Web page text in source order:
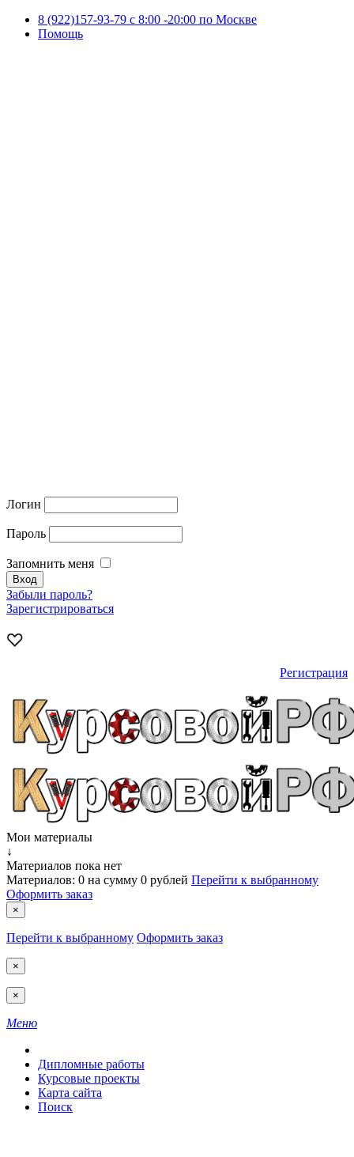
8 (922)157-93-79 c 8:00 -20:00 по Москве
Помощь
Логин
Пароль
Запомнить меня
Забыли пароль?
Зарегистрироваться
Регистрация
Мои материалы
↓
Материалов пока нет
Материалов: 0 на сумму 0 рублей Перейти к выбранному
Оформить заказ
×
Перейти к выбранному Оформить заказ
×
×
Меню
Дипломные работы
Курсовые проекты
Карта сайта
Поиск